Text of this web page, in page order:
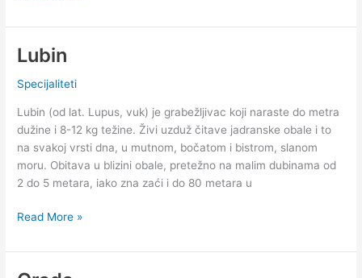
Lubin
Specijaliteti
Lubin (od lat. Lupus, vuk) je grabežljivac koji naraste do metra
dužine i 8-12 kg težine. Živi uzduž čitave jadranske obale i to
na svakoj vrsti dna, u mutnom, bočatom i bistrom, slanom
moru. Obitava u blizini obale, pretežno na malim dubinama od
2 do 5 metara, iako zna zaći i do 80 metara u
Lubin
Read More »